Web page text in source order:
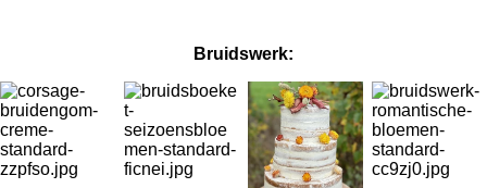
Bruidswerk: